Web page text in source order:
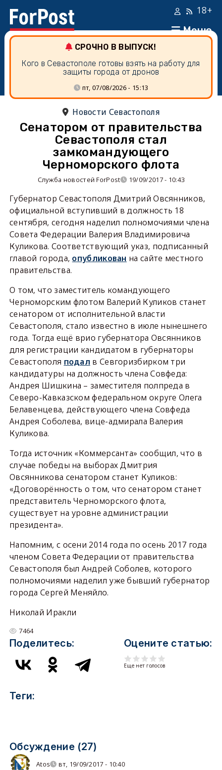
Меню
18+
СРОЧНО В ВЫПУСК!
Кого в Севастополе готовы взять на работу для
защиты города от дронов
пт, 07/08/2026 - 15:13
Новости Севастополя
Сенатором от правительства
Севастополя стал
замкомандующего
Черноморского флота
Служба новостей ForPost 19/09/2017 - 10:43
Губернатор Севастополя Дмитрий Овсянников,
официальной вступивший в должность 18
сентября, сегодня наделил полномочиями члена
Совета Федерации Валерия Владимировича
Куликова. Соответствующий указ, подписанный
главой города, опубликован на сайте местного
правительства.
О том, что заместитель командующего
Черноморским флотом Валерий Куликов станет
сенатором от исполнительной власти
Севастополя, стало известно в июле нынешнего
года. Тогда ещё врио губернатора Овсянников
для регистрации кандидатом в губернаторы
Севастополя подал в Севгоризбирком три
кандидатуры на должность члена Совфеда:
Андрея Шишкина – заместителя полпреда в
Северо-Кавказском федеральном округе Олега
Белавенцева, действующего члена Совфеда
Андрея Соболева, вице-адмирала Валерия
Куликова.
Тогда источник «Коммерсанта» сообщил, что в
случае победы на выборах Дмитрия
Овсянникова сенатором станет Куликов:
«Договорённость о том, что сенатором станет
представитель Черноморского флота,
существует на уровне администрации
президента».
Напомним, с осени 2014 года по осень 2017 года
членом Совета Федерации от правительства
Севастополя был Андрей Соболев, которого
полномочиями наделил уже бывший губернатор
города Сергей Меняйло.
Николай Иракли
7464
Поделитесь: Оцените статью:
Еще нет голосов
Теги:
Обсуждение (27)
Atos вт, 19/09/2017 - 10:40